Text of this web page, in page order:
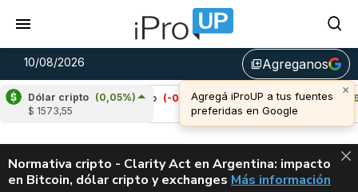
10/08/2026 library_addAgreganos
Dólar cripto (0,05%)
$ 1573,55
Cardano (-0,70%)
Avalanche (0,69%)
u$s 6,55
ALERTA
Normativa cripto - Clarity Act en Argentina: impacto
en Bitcoin, dólar cripto y exchanges CLARITY ACT EN
Más información